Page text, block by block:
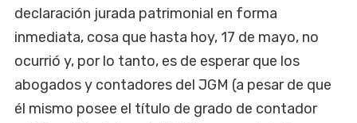
declaración jurada patrimonial en forma
inmediata, cosa que hasta hoy, 17 de mayo, no
ocurrió y, por lo tanto, es de esperar que los
abogados y contadores del JGM (a pesar de que
él mismo posee el título de grado de contador